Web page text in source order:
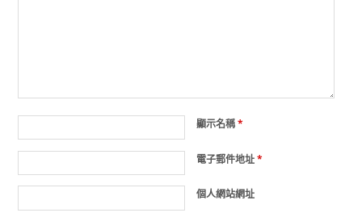
顯示名稱*
電子郵件地址*
個人網站網址